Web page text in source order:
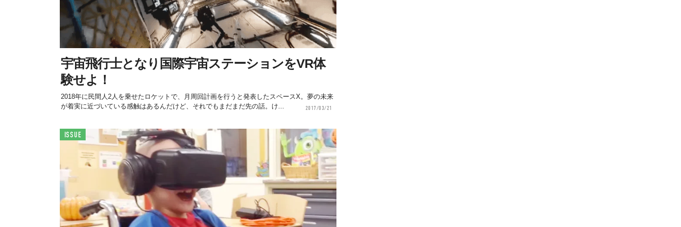
宇宙飛行士となり国際宇宙ステーションをVR体
験せよ！
2018年に民間人2人を乗せたロケットで、月周回計画を行うと発表したスペースX。夢の未来
が着実に近づいている感触はあるんだけど、それでもまだまだ先の話。け...
2017/03/21
ISSUE